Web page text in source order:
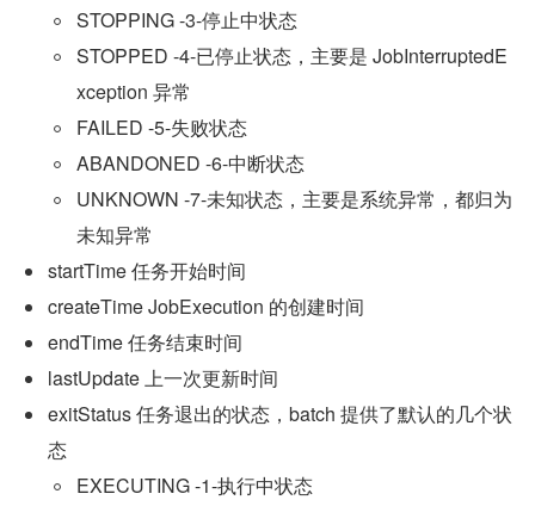
STOPPING -3-停止中状态
STOPPED -4-已停止状态，主要是 JobInterruptedE
xception 异常
FAILED -5-失败状态
ABANDONED -6-中断状态
UNKNOWN -7-未知状态，主要是系统异常，都归为
未知异常
startTime 任务开始时间
createTime JobExecution 的创建时间
endTime 任务结束时间
lastUpdate 上一次更新时间
exitStatus 任务退出的状态，batch 提供了默认的几个状
态
EXECUTING -1-执行中状态